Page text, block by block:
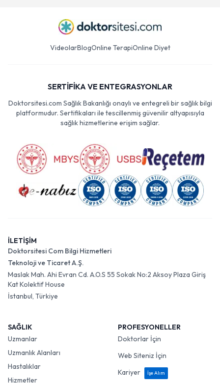
VideolarBlogOnline TerapiOnline Diyet
SERTİFİKA VE ENTEGRASYONLAR
Doktorsitesi.com Sağlık Bakanlığı onaylı ve entegreli bir sağlık bilgi
platformudur. Sertifikaları ile tescillenmiş güvenilir altyapısıyla
sağlık hizmetlerine erişim sağlar.
İLETİŞİM
Doktorsitesi Com Bilgi Hizmetleri
Teknoloji ve Ticaret A.Ş.
Maslak Mah. Ahi Evran Cd. A.O.S 55 Sokak No:2 Aksoy Plaza Giriş
Kat Kolektif House
İstanbul, Türkiye
SAĞLIK
Uzmanlar
Uzmanlık Alanları
Hastalıklar
Hizmetler
PROFESYONELLER
Doktorlar İçin
Web Siteniz İçin
Kariyer
İşe Alım